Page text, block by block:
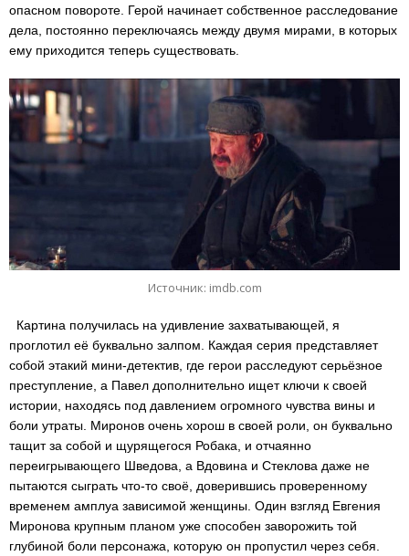
опасном повороте. Герой начинает собственное расследование
дела, постоянно переключаясь между двумя мирами, в которых
ему приходится теперь существовать.
Источник: imdb.com
Картина получилась на удивление захватывающей, я
проглотил её буквально залпом. Каждая серия представляет
собой этакий мини-детектив, где герои расследуют серьёзное
преступление, а Павел дополнительно ищет ключи к своей
истории, находясь под давлением огромного чувства вины и
боли утраты. Миронов очень хорош в своей роли, он буквально
тащит за собой и щурящегося Робака, и отчаянно
переигрывающего Шведова, а Вдовина и Стеклова даже не
пытаются сыграть что-то своё, доверившись проверенному
временем амплуа зависимой женщины. Один взгляд Евгения
Миронова крупным планом уже способен заворожить той
глубиной боли персонажа, которую он пропустил через себя.